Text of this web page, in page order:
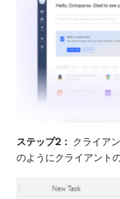
ステップ2： クライア
のようにクライアント